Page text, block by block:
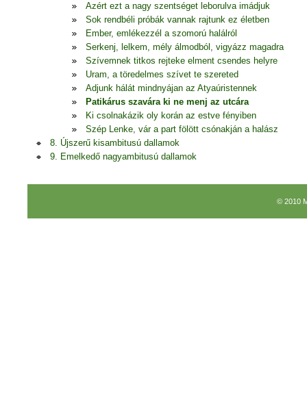
Azért ezt a nagy szentséget leborulva imádjuk
Sok rendbéli próbák vannak rajtunk ez életben
Ember, emlékezzél a szomorú halálról
Serkenj, lelkem, mély álmodból, vigyázz magadra
Szívemnek titkos rejteke elment csendes helyre
Uram, a töredelmes szívet te szereted
Adjunk hálát mindnyájan az Atyaúristennek
Patikárus szavára ki ne menj az utcára
Ki csolnakázik oly korán az estve fényiben
Szép Lenke, vár a part fölött csónakján a halász
8. Újszerű kisambitusú dallamok
9. Emelkedő nagyambitusú dallamok
© 2010